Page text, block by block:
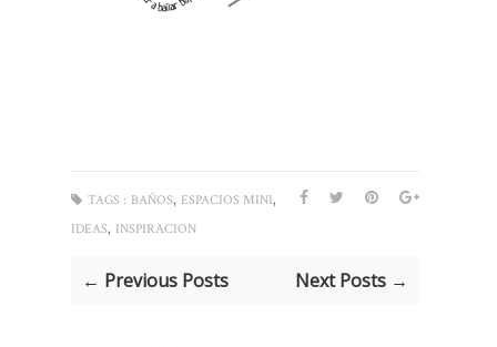
TAGS : BAÑOS, ESPACIOS MINI,
IDEAS, INSPIRACION
← Previous Posts Next Posts →